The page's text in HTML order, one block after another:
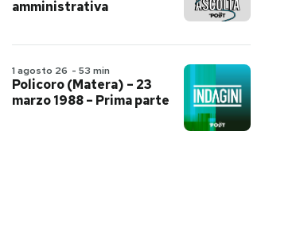
amministrativa
1 agosto 26 - 53 min
Policoro (Matera) – 23
marzo 1988 – Prima parte